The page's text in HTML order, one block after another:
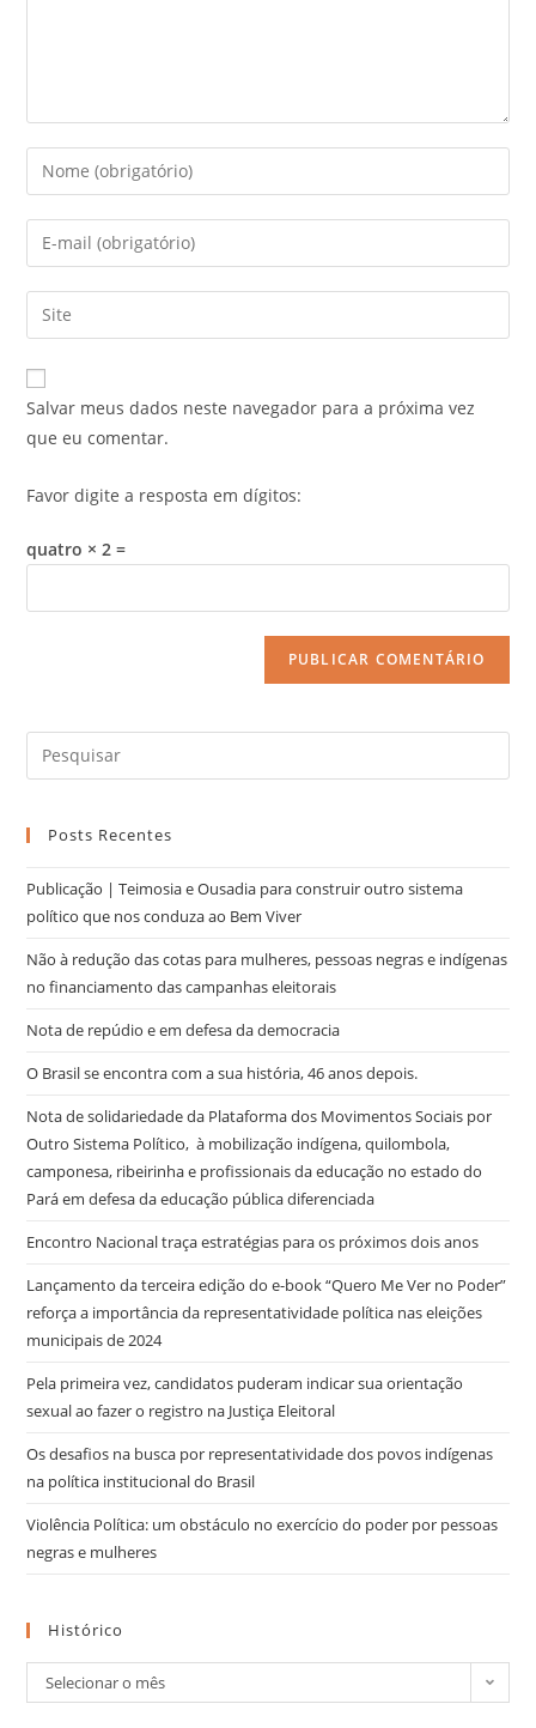
Salvar meus dados neste navegador para a próxima vez
que eu comentar.
Favor digite a resposta em dígitos:
quatro × 2 =
Posts Recentes
Publicação | Teimosia e Ousadia para construir outro sistema
político que nos conduza ao Bem Viver
Não à redução das cotas para mulheres, pessoas negras e indígenas
no financiamento das campanhas eleitorais
Nota de repúdio e em defesa da democracia
O Brasil se encontra com a sua história, 46 anos depois.
Nota de solidariedade da Plataforma dos Movimentos Sociais por
Outro Sistema Político, à mobilização indígena, quilombola,
camponesa, ribeirinha e profissionais da educação no estado do
Pará em defesa da educação pública diferenciada
Encontro Nacional traça estratégias para os próximos dois anos
Lançamento da terceira edição do e-book “Quero Me Ver no Poder”
reforça a importância da representatividade política nas eleições
municipais de 2024
Pela primeira vez, candidatos puderam indicar sua orientação
sexual ao fazer o registro na Justiça Eleitoral
Os desafios na busca por representatividade dos povos indígenas
na política institucional do Brasil
Violência Política: um obstáculo no exercício do poder por pessoas
negras e mulheres
Histórico
Selecionar o mês